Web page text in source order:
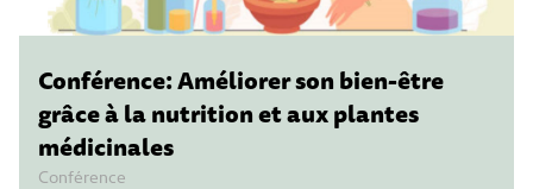
Conférence: Améliorer son bien-être
grâce à la nutrition et aux plantes
médicinales
Conférence